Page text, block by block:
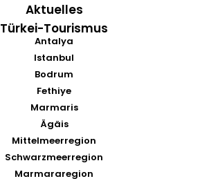
Aktuelles
Türkei-Tourismus
Antalya
Istanbul
Bodrum
Fethiye
Marmaris
Ägäis
Mittelmeerregion
Schwarzmeerregion
Marmararegion